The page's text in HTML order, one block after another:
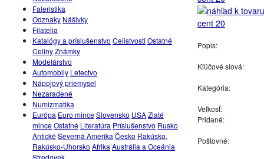
Faleristika
Odznaky Nášivky
Filatelia
Katalógy a príslušenstvo Celistvosti Ostatné
CelinyZnámky
Modelárstvo
Automobily Letectvo
Nápojový priemysel
Nezaradené
Numizmatika
Európa Euro minceSlovensko USAZlaté
minceOstatné Literatúra Príslušenstvo Rusko
AntickéSeverná Amerika Česko Rakúsko,
Rakúsko-Uhorsko Afrika Austrália a Oceánia
Stredovek
Popis:
Kľúčové slová:
Kategória:
Veľkosť:
Pridané:
Poštovné: